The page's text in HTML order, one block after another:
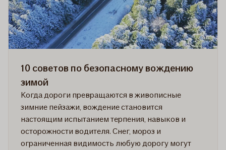
10 советов по безопасному вождению
зимой
Когда дороги превращаются в живописные
зимние пейзажи, вождение становится
настоящим испытанием терпения, навыков и
осторожности водителя. Снег, мороз и
ограниченная видимость любую дорогу могут